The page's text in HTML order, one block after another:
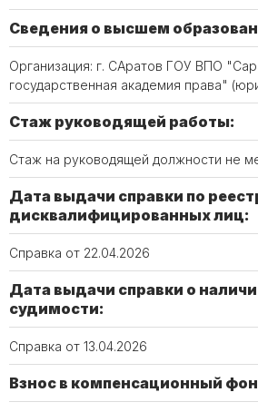
Сведения о высшем
Организация: г. САратов ГОУ ВПО
государственная академия права"
Стаж руководящей работы:
Стаж на руководящей должности не
Дата выдачи справки по
дисквалифицированных лиц:
Справка от 22.04.2026
Дата выдачи справки о
судимости:
Справка от 13.04.2026
Взнос в компенсационный